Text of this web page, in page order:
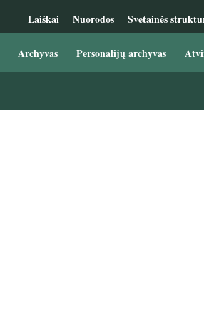
Laiškai Nuorodos Svetainės
Archyvas Personalijų archyvas